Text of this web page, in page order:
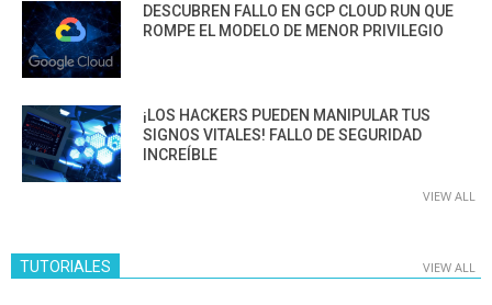
DESCUBREN FALLO EN GCP CLOUD RUN QUE
ROMPE EL MODELO DE MENOR PRIVILEGIO
¡LOS HACKERS PUEDEN MANIPULAR TUS
SIGNOS VITALES! FALLO DE SEGURIDAD
INCREÍBLE
VIEW ALL
TUTORIALES VIEW ALL